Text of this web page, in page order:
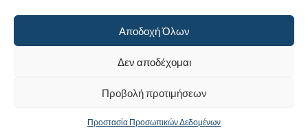
Αποδοχή Όλων
Δεν αποδέχομαι
Προβολή προτιμήσεων
Προστασία Προσωπικών Δεδομένων
Ιερά Γυναικεία Μονή Αγίας Παρασκευής